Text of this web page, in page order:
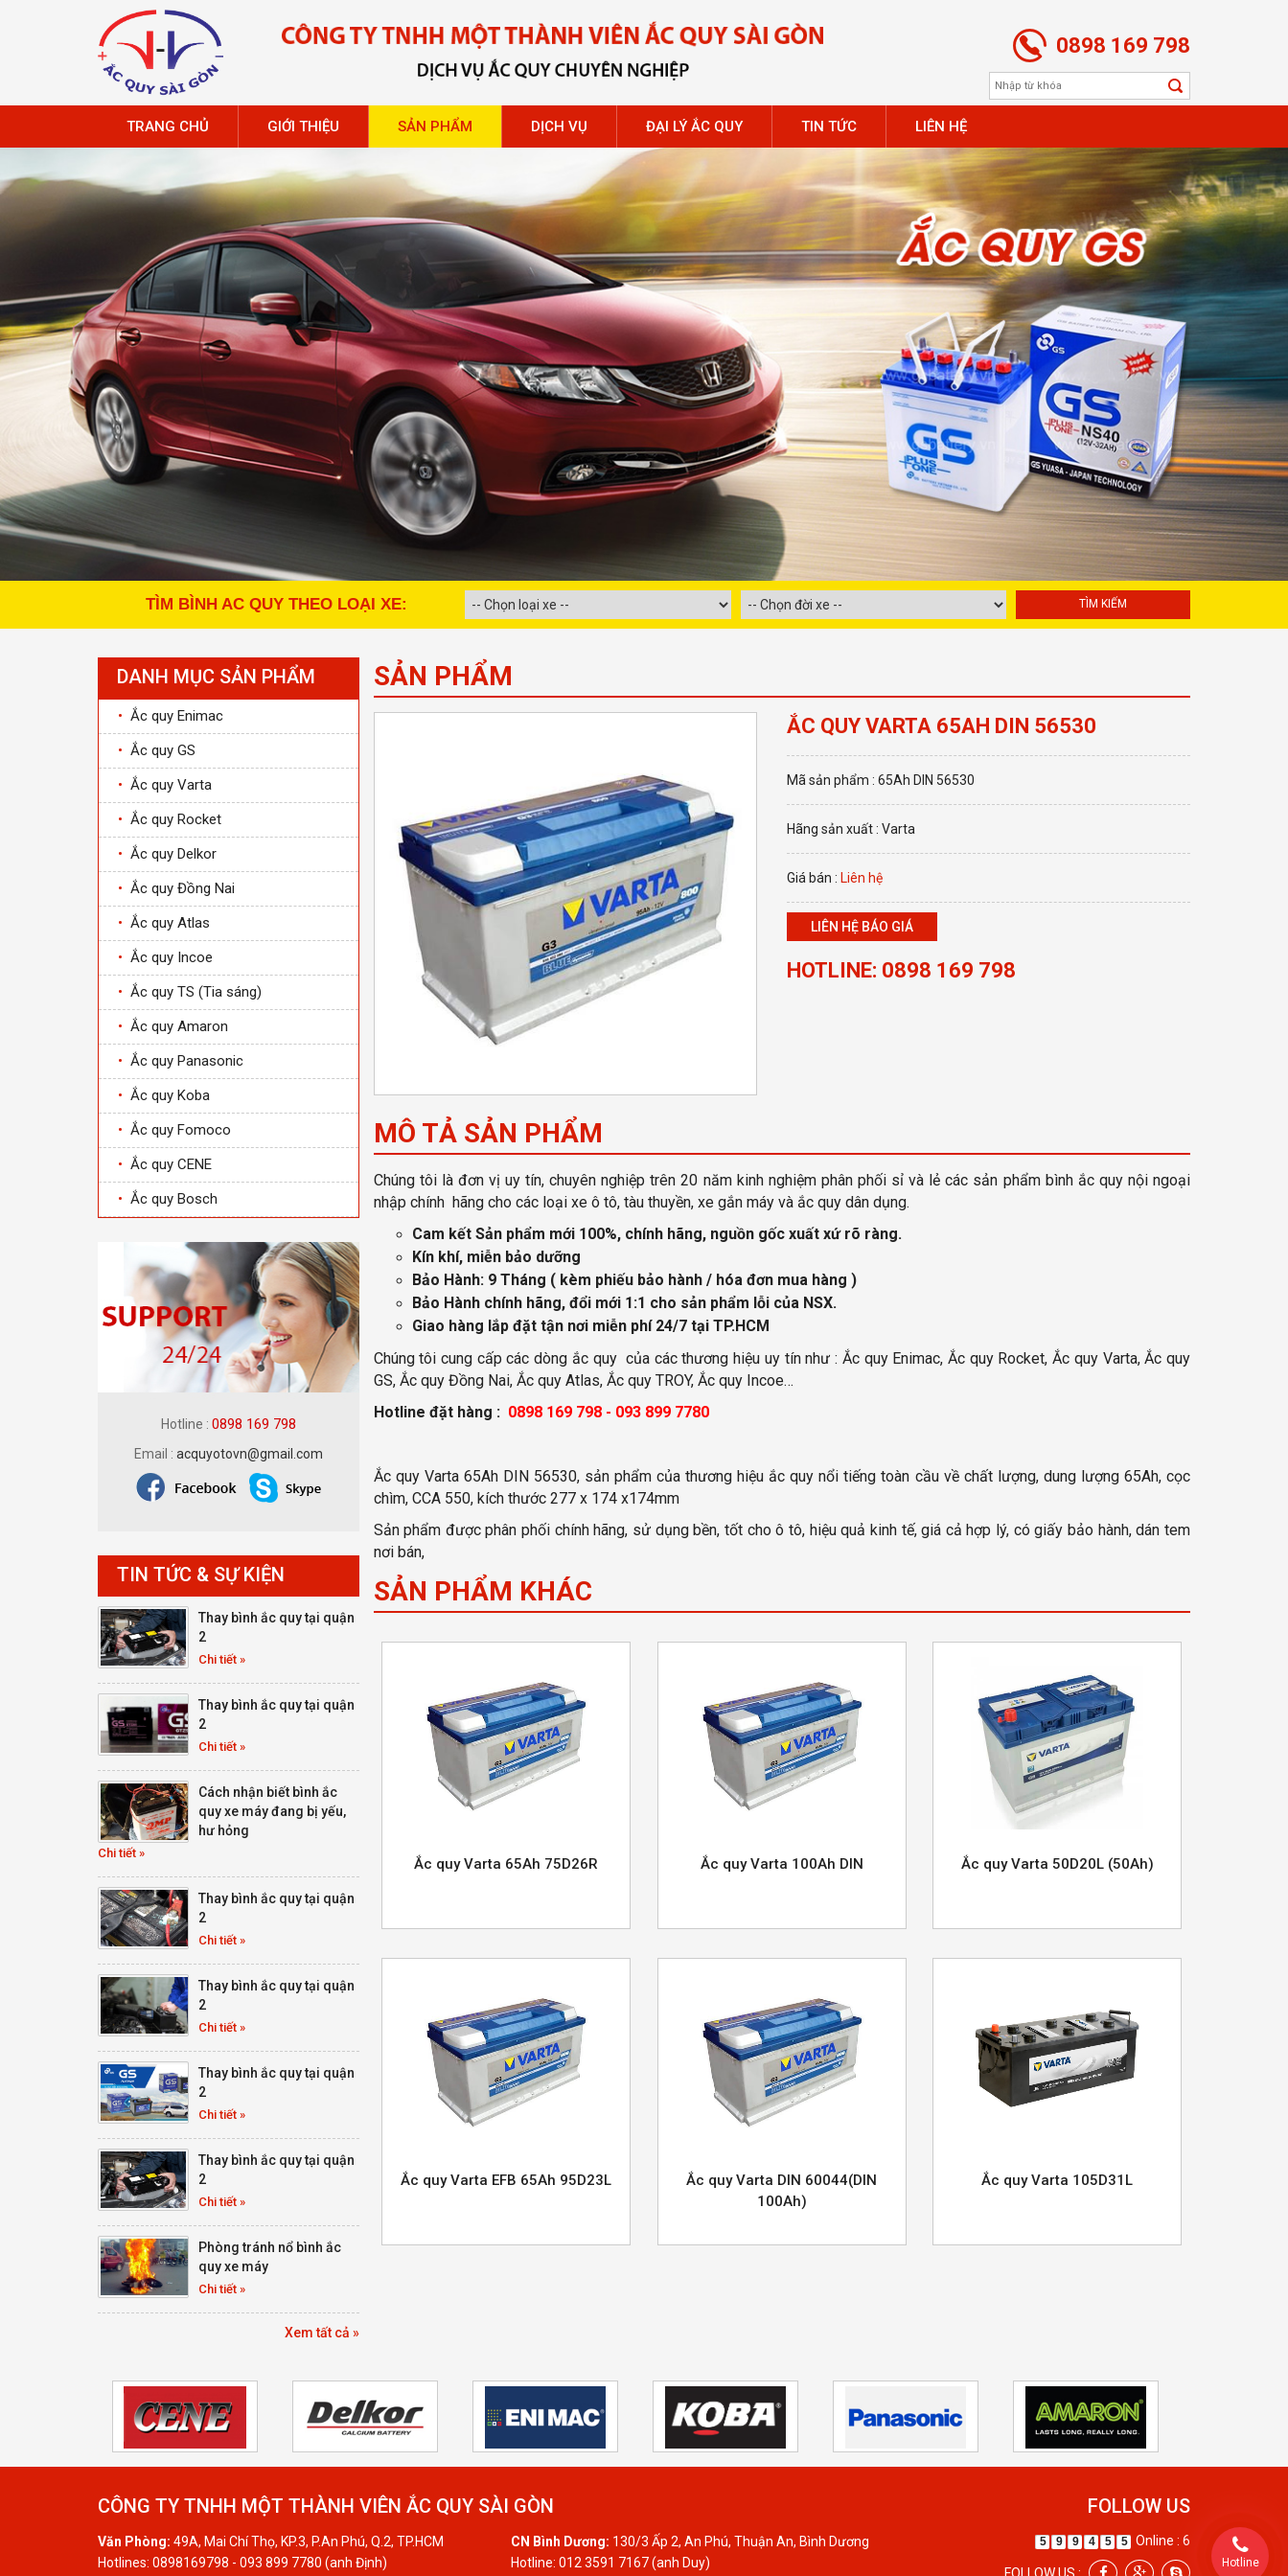
0898 169 798
TRANG CHỦ GIỚI THIỆU SẢN PHẨM DỊCH VỤ ĐẠI LÝ ẮC QUY TIN TỨC LIÊN HỆ
TÌM BÌNH AC QUY THEO LOẠI XE:
DANH MỤC SẢN PHẨM
• Ắc quy Enimac
• Ắc quy GS
• Ắc quy Varta
• Ắc quy Rocket
• Ắc quy Delkor
• Ắc quy Đồng Nai
• Ắc quy Atlas
• Ắc quy Incoe
• Ắc quy TS (Tia sáng)
• Ắc quy Amaron
• Ắc quy Panasonic
• Ắc quy Koba
• Ắc quy Fomoco
• Ắc quy CENE
• Ắc quy Bosch
Hotline : 0898 169 798
Email : acquyotovn@gmail.com
TIN TỨC & SỰ KIỆN
Thay bình ắc quy tại quận
2
Chi tiết »
Thay bình ắc quy tại quận
2
Chi tiết »
Cách nhận biết bình ắc
quy xe máy đang bị yếu,
hư hỏng
Chi tiết »
Thay bình ắc quy tại quận
2
Chi tiết »
Thay bình ắc quy tại quận
2
Chi tiết »
Thay bình ắc quy tại quận
2
Chi tiết »
Thay bình ắc quy tại quận
2
Chi tiết »
Phòng tránh nổ bình ắc
quy xe máy
Chi tiết »
Xem tất cả »
SẢN PHẨM
ẮC QUY VARTA 65AH DIN 56530
Mã sản phẩm : 65Ah DIN 56530
Hãng sản xuất : Varta
Giá bán : Liên hệ
LIÊN HỆ BÁO GIÁ
HOTLINE: 0898 169 798
MÔ TẢ SẢN PHẨM
Chúng tôi là đơn vị uy tín, chuyên nghiệp trên 20 năm kinh nghiệm phân phối sỉ và lẻ các sản phẩm bình ắc quy nội ngoại
nhập chính hãng cho các loại xe ô tô, tàu thuyền, xe gắn máy và ắc quy dân dụng.
Cam kết Sản phẩm mới 100%, chính hãng, nguồn gốc xuất xứrõ ràng.
Kín khí, miễn bảo dưỡng
Bảo Hành: 9 Tháng ( kèm phiếu bảo hành / hóa đơn mua hàng )
Bảo Hành chính hãng, đổi mới 1:1 cho sản phẩm lỗi của NSX.
Giao hàng lắp đặt tận nơi miễn phí24/7 tại TP.HCM
Chúng tôi cung cấp các dòng ắc quy của các thương hiệu uy tín như : Ắc quy Enimac, Ắc quy Rocket, Ắc quy Varta, Ắc quy
GS, Ắc quy Đồng Nai, Ắc quy Atlas, Ắc quy TROY, Ắc quy Incoe…
Hotline đặt hàng : 0898 169 798 - 093 899 7780
Ắc quy Varta 65Ah DIN 56530, sản phẩm của thương hiệu ắc quy nổi tiếng toàn cầu về chất lượng, dung lượng 65Ah, cọc
chìm, CCA 550, kích thước 277 x 174 x174mm
Sản phẩm được phân phối chính hãng, sử dụng bền, tốt cho ô tô, hiệu quả kinh tế, giá cả hợp lý, có giấy bảo hành, dán tem
nơi bán,
SẢN PHẨM KHÁC
Ắc quy Varta 65Ah 75D26R Ắc quy Varta 100Ah DIN Ắc quy Varta 50D20L (50Ah)
Ắc quy Varta EFB 65Ah 95D23L
Ắc quy Varta DIN 60044(DIN
100Ah)
Ắc quy Varta 105D31L
CÔNG TY TNHH MỘT THÀNH VIÊN ẮC QUY SÀI GÒN
Văn Phòng: 49A, Mai Chí Thọ, KP.3, P.An Phú, Q.2, TP.HCM
Hotlines: 0898169798 - 093 899 7780 (anh Định)
CN Bình Dương: 130/3 Ấp 2, An Phú, Thuận An, Bình Dương
Hotline: 012 3591 7167 (anh Duy)
FOLLOW US
5 9 9 4 5 5 Online : 6
FOLLOW US :
Hotline